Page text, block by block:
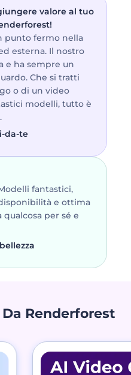
valore al tuo
punto fermo nella
esterna. Il nostro
e ha sempre un
Che si tratti
o di un video
modelli, tutto è
da-te
fantastici,
e ottima
per sé e
Da Renderforest